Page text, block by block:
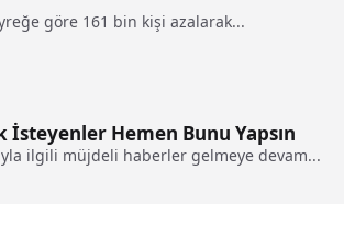
göre 161 bin kişi azalarak...
İsteyenler Hemen Bunu Yapsın
ilgili müjdeli haberler gelmeye devam...